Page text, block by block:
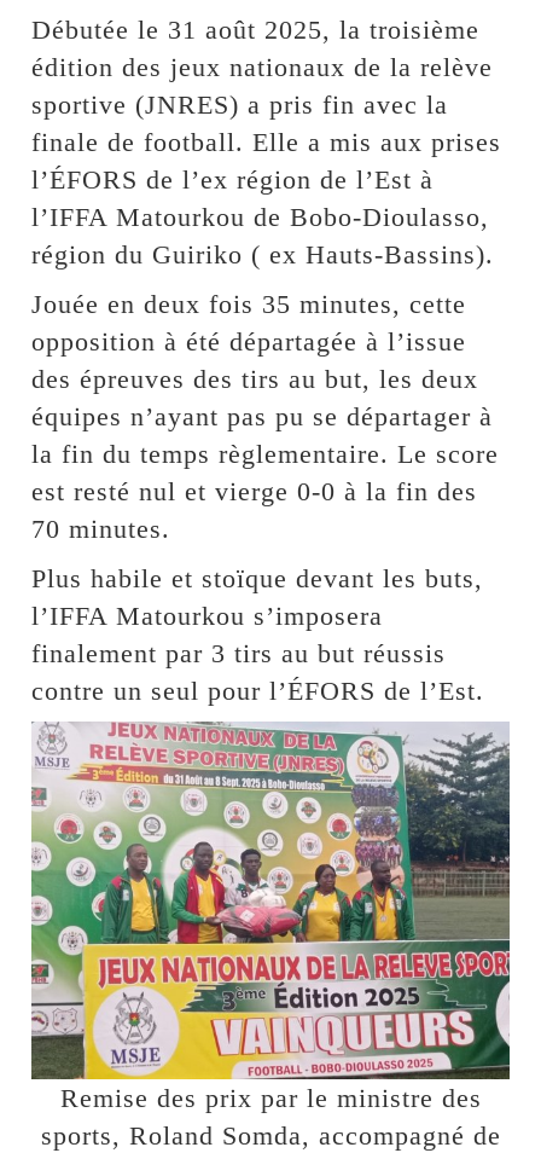
Débutée le 31 août 2025, la troisième
édition des jeux nationaux de la relève
sportive (JNRES) a pris fin avec la
finale de football. Elle a mis aux prises
l’ÉFORS de l’ex région de l’Est à
l’IFFA Matourkou de Bobo-Dioulasso,
région du Guiriko ( ex Hauts-Bassins).
Jouée en deux fois 35 minutes, cette
opposition à été départagée à l’issue
des épreuves des tirs au but, les deux
équipes n’ayant pas pu se départager à
la fin du temps règlementaire. Le score
est resté nul et vierge 0-0 à la fin des
70 minutes.
Plus habile et stoïque devant les buts,
l’IFFA Matourkou s’imposera
finalement par 3 tirs au but réussis
contre un seul pour l’ÉFORS de l’Est.
Remise des prix par le ministre des
sports, Roland Somda, accompagné de